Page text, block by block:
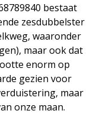
bestaat
zesdubbelster
waaronder
maar ook dat
enorm op
gezien voor
maar
onze maan.